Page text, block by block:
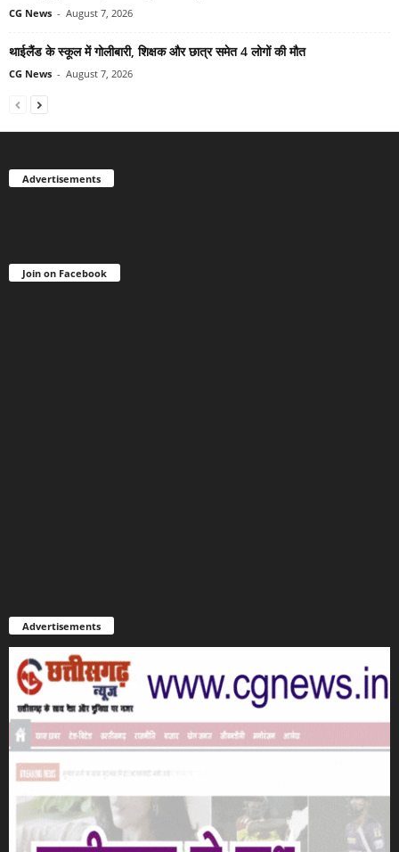
CG News - August 7, 2026
थाईलैंड के स्कूल में गोलीबारी, शिक्षक और छात्र समेत 4 लोगों की मौत
CG News - August 7, 2026
Advertisements
Join on Facebook
Advertisements